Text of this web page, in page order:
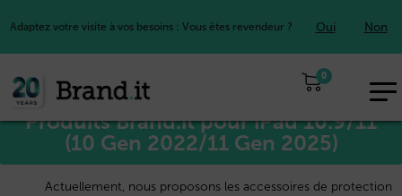
Adaptez votre visite à vos besoins : Vous êtes revendeur ? Oui Non
0
FR
Accueil / iPad 10.9/11 (10 Gen 2022/11 Gen 2025)
Produits Brand.it pour iPad 10.9/11
(10 Gen 2022/11 Gen 2025)
Actuellement, nous proposons les accessoires de protection